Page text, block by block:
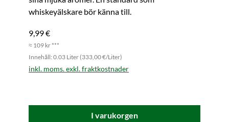
whiskeyälskare bör känna till.
9,99 €
≈ 109 kr ***
Innehåll: 0.03 Liter (333,00 €/Liter)
inkl. moms. exkl. fraktkostnader
I varukorgen